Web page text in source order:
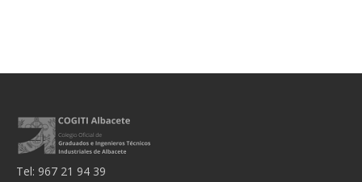
Tel: 967 21 94 39